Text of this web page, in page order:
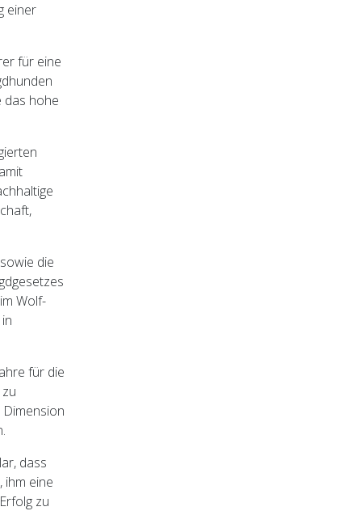
einer
für eine
das hohe
die
Wolf-
für die
dass
ihm eine
zu